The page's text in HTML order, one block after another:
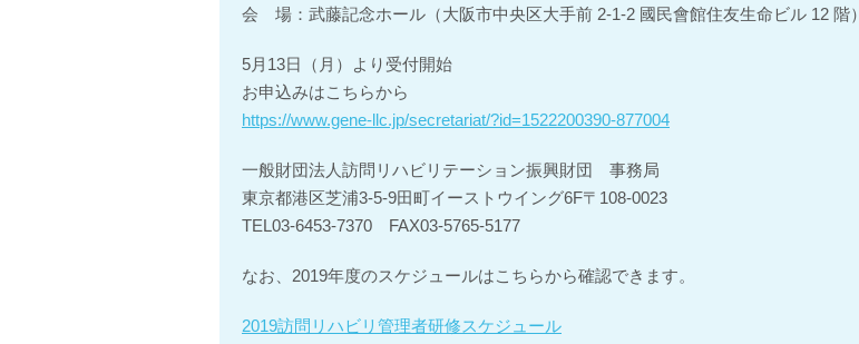
会 場：武藤記念ホール（大阪市中央区大手前 2-1-2 國民會館住友生命ビル 12 階）
5月13日（月）より受付開始
お申込みはこちらから
https://www.gene-llc.jp/secretariat/?id=1522200390-877004
一般財団法人訪問リハビリテーション振興財団 事務局
東京都港区芝浦3-5-9田町イーストウイング6F〒108-0023
TEL03-6453-7370 FAX03-5765-5177
なお、2019年度のスケジュールはこちらから確認できます。
2019訪問リハビリ管理者研修スケジュール